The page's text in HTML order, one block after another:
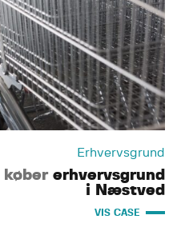
Erhvervsgrund
købererhvervsgrund
i Næstved
VIS CASE